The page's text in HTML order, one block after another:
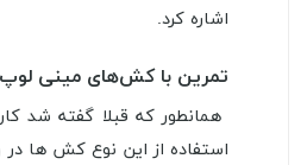
اشاره کرد.
تمرین با کش‌های مینی
همانطور که قبلا گفته شد
استفاده از این نوع کش ها